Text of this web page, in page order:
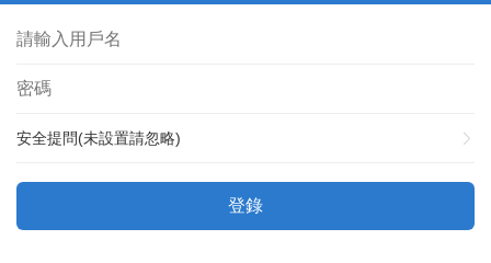
安全提問(未設置請忽略)
登錄